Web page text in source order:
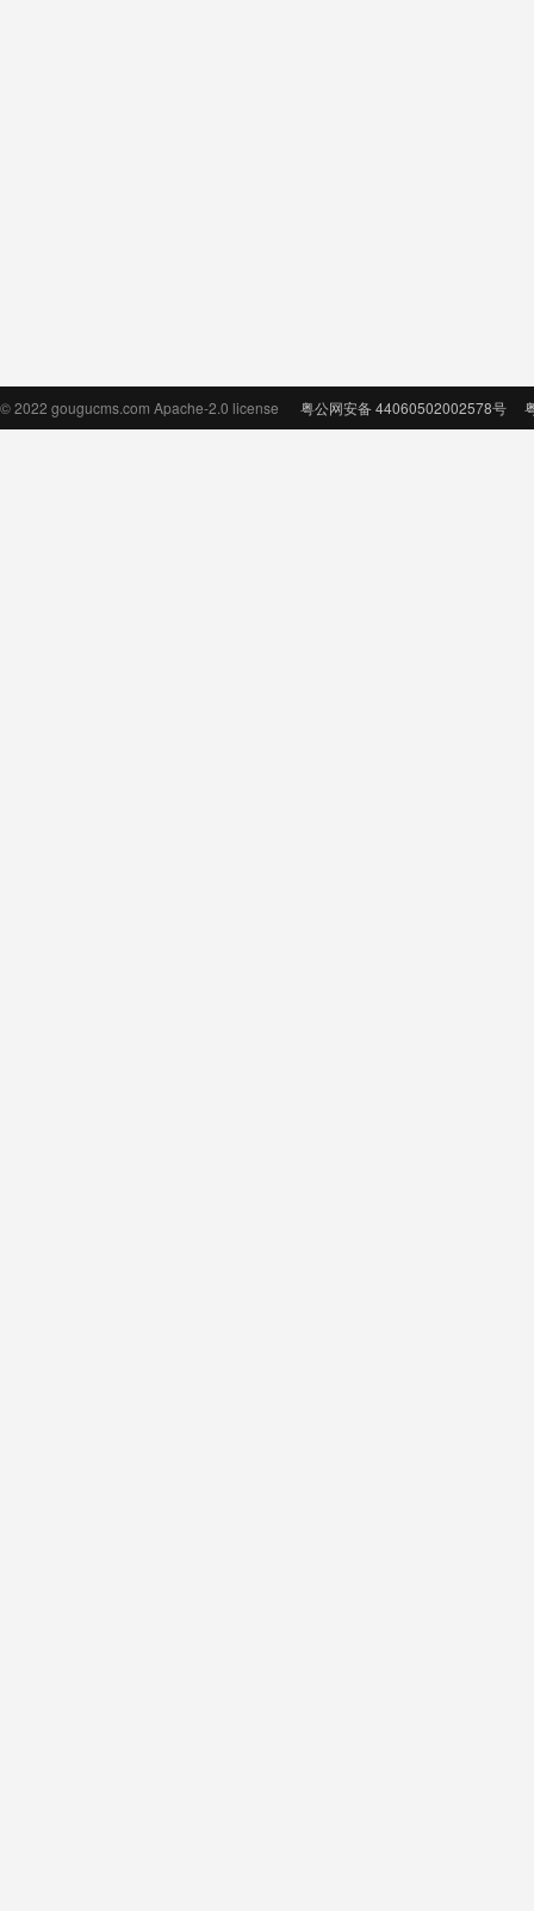
© 2022 gougucms.com Apache-2.0 license 粤公网安备 44060502002578号